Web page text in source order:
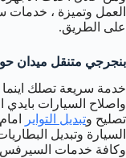
العمل وتميزة ، خدمات
على الطريق.
بنجرجي متنقل ميدان
خدمة سريعة تصلك
واصلاح السيارات بايدي
تصليح وتبديل التواير
السيارة وتبديل
وكافة خدمات